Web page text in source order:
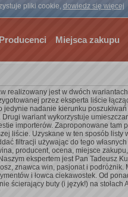
pliki cookie, dowiedz się więcej
Producenci Miejsca zakupu
realizowany jest w dwóch
przez eksperta liście
jedynie nadanie kierunku poszukiwań
wariant wykorzystuje
importerów. Zaproponowane tam
liście. Uzyskane w ten sposób listy
filtracji używając do tego
producent, ocena, miejsce
ekspertem jest Pan Tadeusz
znawca win, pasjonat i podróżnik.
i łowca ciekawostek. Od
ścierający buty (i język!) na stołach